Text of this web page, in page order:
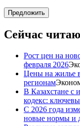
Предложить
Сейчас
Рост цен на
февраля 2026
Цены на жилье
регионам
В Казахстане с
кодекс:
С 2026 года
новые нормы и